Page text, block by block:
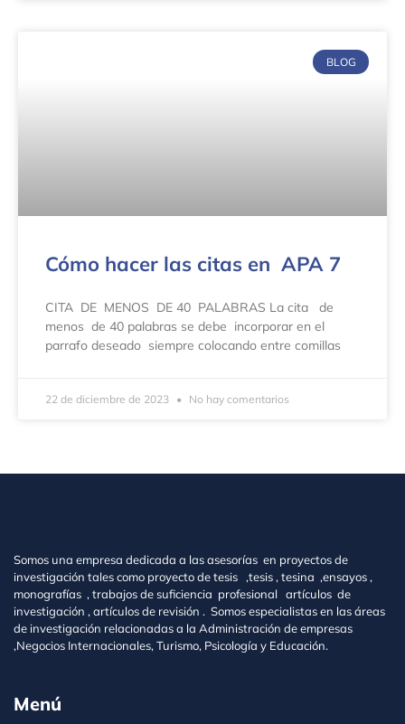
BLOG
Cómo hacer las citas en APA 7
CITA DE MENOS DE 40 PALABRAS La cita de
menos de 40 palabras se debe incorporar en el
parrafo deseado siempre colocando entre comillas
22 de diciembre de 2023 No hay comentarios
Somos una empresa dedicada a las asesorías en proyectos de
investigación tales como proyecto de tesis ,tesis , tesina ,ensayos ,
monografías , trabajos de suficiencia profesional artículos de
investigación , artículos de revisión . Somos especialistas en las áreas
de investigación relacionadas a la Administración de empresas
,Negocios Internacionales, Turismo, Psicología y Educación.
Menú